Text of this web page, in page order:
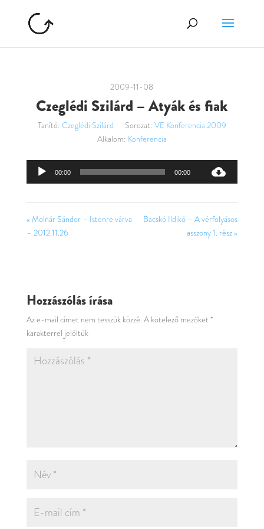
2009-11-08
Czeglédi Szilárd – Atyák és fiak
Tanító: Czeglédi Szilárd Sorozat: VE Konferencia 2009
Alkalom: Konferencia
Audió
00:00 00:00
« Molnár Sándor – Istenre várva
– 2012.11.26
Bacskó Ildikó – A vérfolyásos
asszony 1. rész »
Hozzászólás írása
Az e-mail címet nem tesszük közzé. A kötelező mezőket *
karakterrel jelöltük